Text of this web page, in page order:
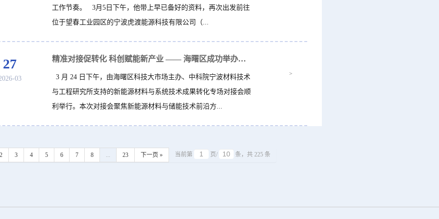
工作节奏。 3月5日下午，他带上早已备好的资料，再次出发前往
位于望春工业园区的宁波虎渡能源科技有限公司（...
27
03
精准对接促转化 科创赋能新产业 —— 海曙区成功举办新能源材料成果转化专场对...
3 月 24 日下午，由海曙区科技大市场主办、中科院宁波材料技术
与工程研究所支持的新能源材料与系统技术成果转化专场对接会顺
利举行。本次对接会聚焦新能源材料与储能技术前沿方...
>
2 3 4 5 6 7 8 23 下一页 » 当前第 页/ 条，共 225 条